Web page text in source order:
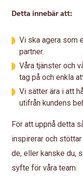
Detta innebär att:
Vi ska agera som
partner.
Våra tjänster och
tag på och enkla
Vi sätter ära i att
utifrån
För att uppnå detta
inspirerar och
de, eller kanske du,
syfte för våra team.